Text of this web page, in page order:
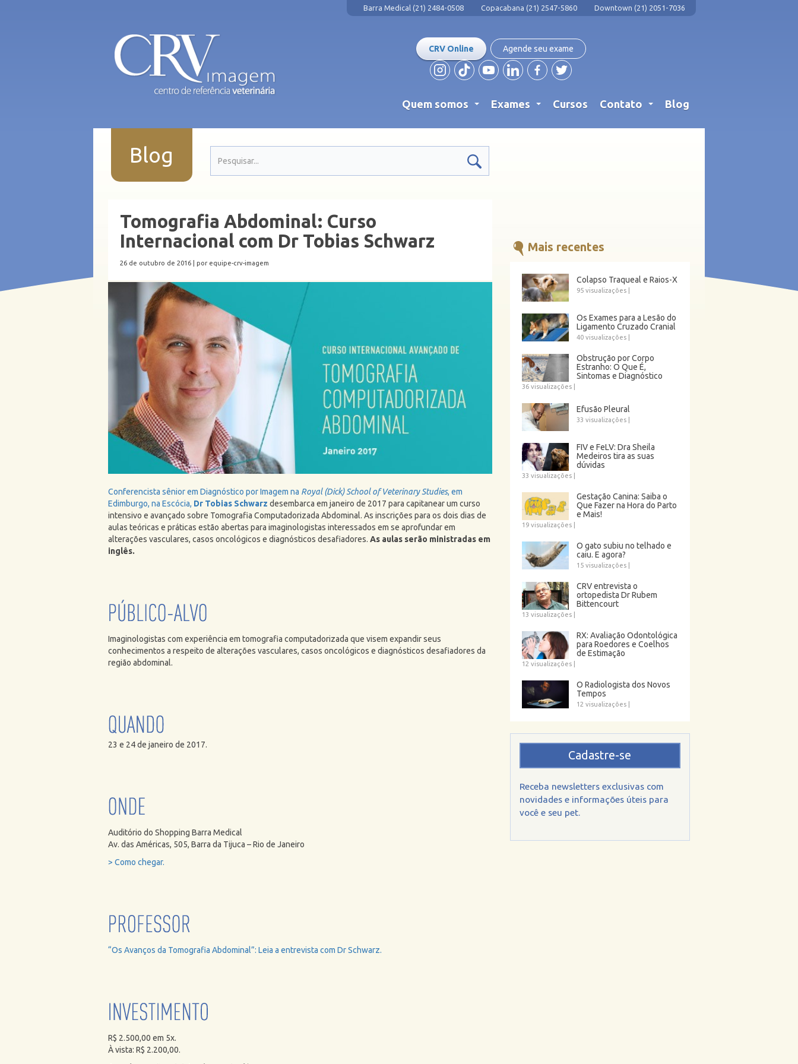
Barra Medical (21) 2484-0508 Copacabana (21) 2547-5860 Downtown (21) 2051-7036
CRV Online Agende seu exame
Quem somos Exames Cursos Contato Blog
Blog
Tomografia Abdominal: Curso
Internacional com Dr Tobias Schwarz
26 de outubro de 2016 | por equipe-crv-imagem
Conferencista sênior em Diagnóstico por Imagem na Royal (Dick) School of Veterinary Studies, em
Edimburgo, na Escócia, Dr Tobias Schwarz desembarca em janeiro de 2017 para capitanear um curso
intensivo e avançado sobre Tomografia Computadorizada Abdominal. As inscrições para os dois dias de
aulas teóricas e práticas estão abertas para imaginologistas interessados em se aprofundar em
alterações vasculares, casos oncológicos e diagnósticos desafiadores. As aulas serão ministradas em
inglês.
Imaginologistas com experiência em tomografia computadorizada que visem expandir seus
conhecimentos a respeito de alterações vasculares, casos oncológicos e diagnósticos desafiadores da
região abdominal.
23 e 24 de janeiro de 2017.
Auditório do Shopping Barra Medical
Av. das Américas, 505, Barra da Tijuca – Rio de Janeiro
> Como chegar.
“Os Avanços da Tomografia Abdominal”: Leia a entrevista com Dr Schwarz.
R$ 2.500,00 em 5x.
À vista: R$ 2.200,00.
Mais recentes
Colapso Traqueal e Raios-X
95 visualizações|
Os Exames para a Lesão do
Ligamento Cruzado Cranial
40 visualizações|
Obstrução por Corpo
Estranho: O Que É,
Sintomas e Diagnóstico
36 visualizações|
Efusão Pleural
33 visualizações|
FIV e FeLV: Dra Sheila
Medeiros tira as suas
dúvidas
33 visualizações|
Gestação Canina: Saiba o
Que Fazer na Hora do Parto
e Mais!
19 visualizações|
O gato subiu no telhado e
caiu. E agora?
15 visualizações|
CRV entrevista o
ortopedista Dr Rubem
Bittencourt
13 visualizações|
RX: Avaliação Odontológica
para Roedores e Coelhos
de Estimação
12 visualizações|
O Radiologista dos Novos
Tempos
12 visualizações|
Cadastre-se
Receba newsletters exclusivas com
novidades e informações úteis para
você e seu pet.